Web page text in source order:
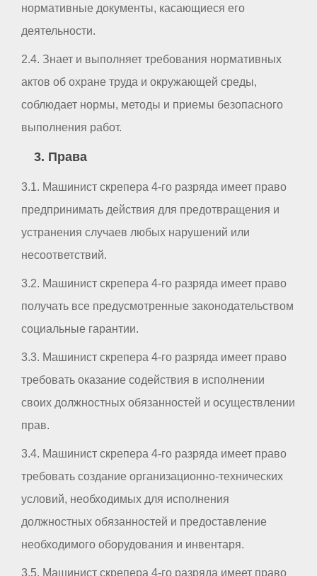
нормативные документы, касающиеся его
деятельности.
2.4. Знает и выполняет требования нормативных
актов об охране труда и окружающей среды,
соблюдает нормы, методы и приемы безопасного
выполнения работ.
3. Права
3.1. Машинист скрепера 4-го разряда имеет право
предпринимать действия для предотвращения и
устранения случаев любых нарушений или
несоответствий.
3.2. Машинист скрепера 4-го разряда имеет право
получать все предусмотренные законодательством
социальные гарантии.
3.3. Машинист скрепера 4-го разряда имеет право
требовать оказание содействия в исполнении
своих должностных обязанностей и осуществлении
прав.
3.4. Машинист скрепера 4-го разряда имеет право
требовать создание организационно-технических
условий, необходимых для исполнения
должностных обязанностей и предоставление
необходимого оборудования и инвентаря.
3.5. Машинист скрепера 4-го разряда имеет право